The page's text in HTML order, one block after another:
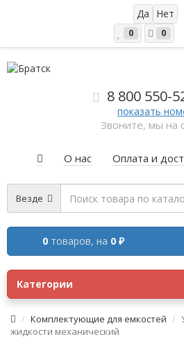
0 0
8 800 550-
показать
Звоните, мы на
О нас Оплата и
Везде
0 товаров, на 0 ₽
Категории
Комплектующие для емкостей
жидкости механический